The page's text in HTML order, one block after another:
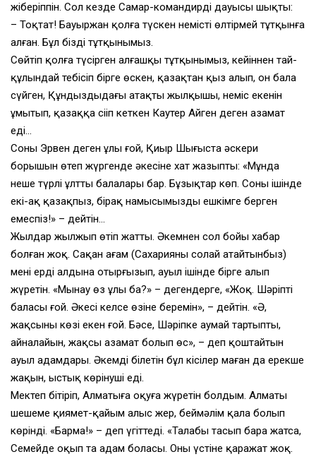
жіберіппін. Сол кезде Самар-командирдің дауысы шықты:
– Тоқтат! Бауыржан қолға түскен немісті өлтірмей тұтқынға
алған. Бұл біздің тұтқынымыз.
Сөйтіп қолға түсірген алғашқы тұтқынымыз, кейіннен тай-
құлындай тебісіп бірге өскен, қазақтан қыз алып, он бала
сүйген, Құндыздыдағы атақты жылқышы, неміс екенін
ұмытып, қазаққа сіңіп кеткен Каутер Айген деген азамат
еді…
Соның Эрвен деген ұлы ғой, Қиыр Шығыста әскери
борышын өтеп жүргенде әкесіне хат жазыпты: «Мұнда
неше түрлі ұлттың балалары бар. Бұзықтар көп. Соның ішінде
екі-ақ қазақпыз, бірақ намысымызды ешкімге берген
емеспіз!» – дейтін…
Жылдар жылжып өтіп жатты. Әкемнен сол бойы хабар
болған жоқ. Сақан ағам (Сахарияны солай атайтынбыз)
мені ердің алдына отырғызып, ауыл ішінде бірге алып
жүретін. «Мынау өз ұлың ба?» – дегендерге, «Жоқ. Шәріптің
баласы ғой. Әкесі келсе өзіне беремін», – дейтін. «Ә,
жақсының көзі екен ғой. Бәсе, Шәріпке аумай тартыпты,
айналайын, жақсы азамат болып өс», – деп қоштайтын
ауыл адамдары. Әкемді білетін бұл кісілер маған да ерекше
жақын, ыстық көрінуші еді.
Мектеп бітіріп, Алматыға оқуға жүретін болдым. Алматы
шешеме қиямет-қайым алыс жер, беймәлім қала болып
көрінді. «Барма!» – деп үгіттеді. «Талабың тасып бара жатса,
Семейде оқып та адам боласың. Оның үстіне қаражат жоқ.